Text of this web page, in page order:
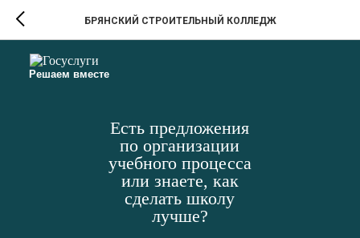
Решаем вместе
Есть предложения
по организации
учебного процесса
или знаете, как
сделать школу
лучше?
БРЯНСКИЙ СТРОИТЕЛЬНЫЙ КОЛЛЕДЖ